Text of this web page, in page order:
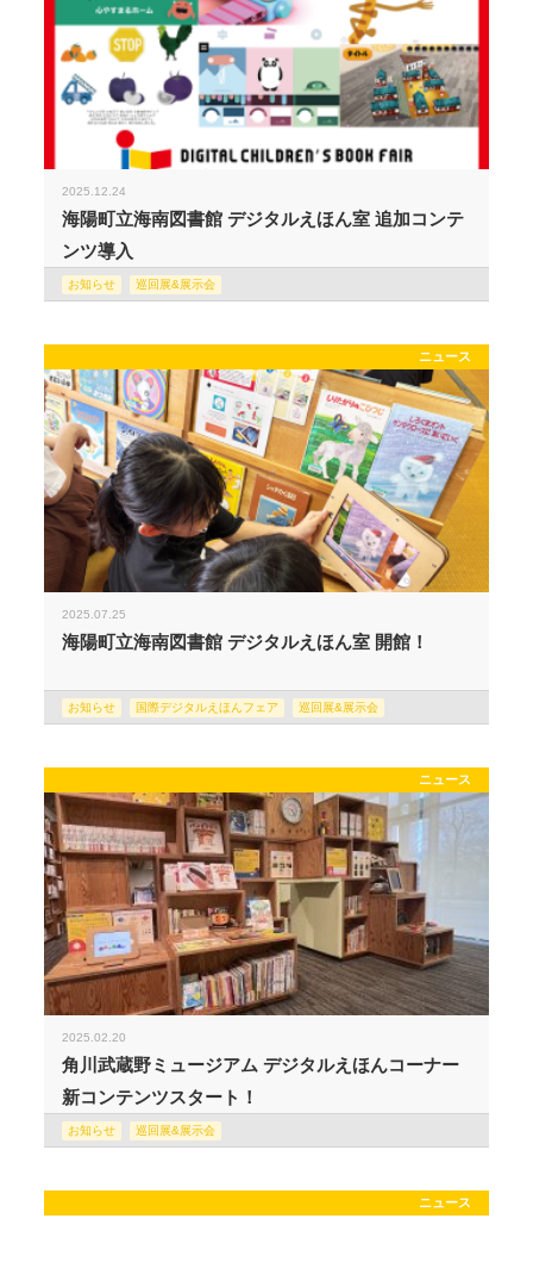
2025.12.24
海陽町立海南図書館 デジタルえほん室 追加コンテ
ンツ導入
お知らせ 巡回展&展示会
ニュース
2025.07.25
海陽町立海南図書館 デジタルえほん室 開館！
お知らせ 国際デジタルえほんフェア 巡回展&展示会
ニュース
2025.02.20
角川武蔵野ミュージアム デジタルえほんコーナー
新コンテンツスタート！
お知らせ 巡回展&展示会
ニュース